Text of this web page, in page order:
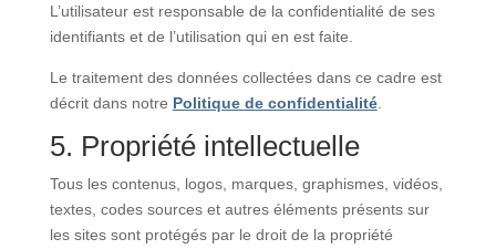
L’utilisateur est responsable de la confidentialité de ses
identifiants et de l’utilisation qui en est faite.
Le traitement des données collectées dans ce cadre est
décrit dans notre Politique de confidentialité.
5. Propriété intellectuelle
Tous les contenus, logos, marques, graphismes, vidéos,
textes, codes sources et autres éléments présents sur
les sites sont protégés par le droit de la propriété